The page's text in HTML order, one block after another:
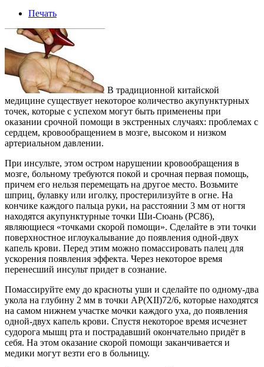
Печать
В традиционной китайской
медицине существует некоторое количество акупунктурных
точек, которые с успехом могут быть применены при
оказании срочной помощи в экстренных случаях: проблемах с
сердцем, кровообращением в мозге, высоком и низком
артериальном давлении.
При инсульте, этом остром нарушении кровообращения в
мозге, больному требуются покой и срочная первая помощь,
причем его нельзя перемещать на другое место. Возьмите
шприц, булавку или иголку, простерилизуйте в огне. На
кончике каждого пальца руки, на расстоянии 3 мм от ногтя
находятся акупунктурные точки Ши-Сюань (РС86),
являющиеся «точками скорой помощи». Сделайте в эти точки
поверхностное иглоукалывание до появления одной-двух
капель крови. Перед этим можно помассировать палец для
ускорения появления эффекта. Через некоторое время
перенесший инсульт придет в сознание.
Помассируйте ему до красноты уши и сделайте по одному-два
укола на глубину 2 мм в точки АР(XII)72/6, которые находятся
на самом нижнем участке мочки каждого уха, до появления
одной-двух капель крови. Спустя некоторое время исчезнет
судорога мышц рта и пострадавший окончательно придёт в
себя. На этом оказание скорой помощи заканчивается и
медики могут везти его в больницу.